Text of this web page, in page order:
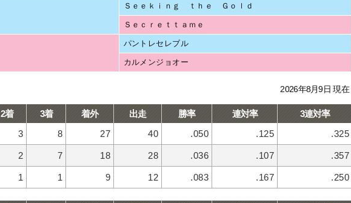
Ｓｅｅｋｉｎｇ ｔｈｅ Ｇｏｌｄ
Ｓｅｃｒｅｔｔａｍｅ
パントレセレブル
カルメンジョオー
2026年8月9日 現在
2着 3着 着外 出走 勝率 連対率
3連対率
3 8 27 40 .050 .125 .325
2 7 18 28 .036 .107 .357
1 1 9 12 .083 .167 .250